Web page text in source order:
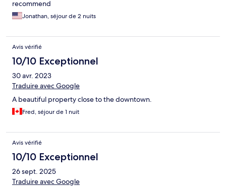
recommend
Jonathan, séjour de 2 nuits
Avis vérifié
10/10 Exceptionnel
30 avr. 2023
Traduire avec Google
A beautiful property close to the downtown.
Fred, séjour de 1 nuit
Avis vérifié
10/10 Exceptionnel
26 sept. 2025
Traduire avec Google